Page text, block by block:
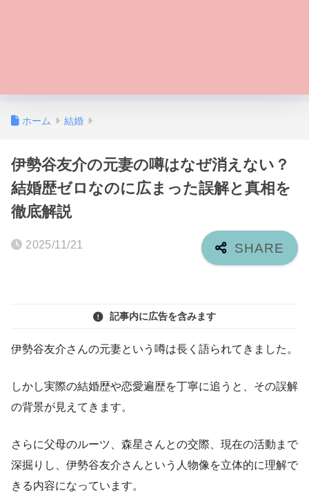
ホーム 結婚
伊勢谷友介の元妻の噂はなぜ消えない？
結婚歴ゼロなのに広まった誤解と真相を
徹底解説
2025/11/21
記事内に広告を含みます
伊勢谷友介さんの元妻という噂は長く語られてきました。
しかし実際の結婚歴や恋愛遍歴を丁寧に追うと、その誤解
の背景が見えてきます。
さらに父母のルーツ、森星さんとの交際、現在の活動まで
深掘りし、伊勢谷友介さんという人物像を立体的に理解で
きる内容になっています。